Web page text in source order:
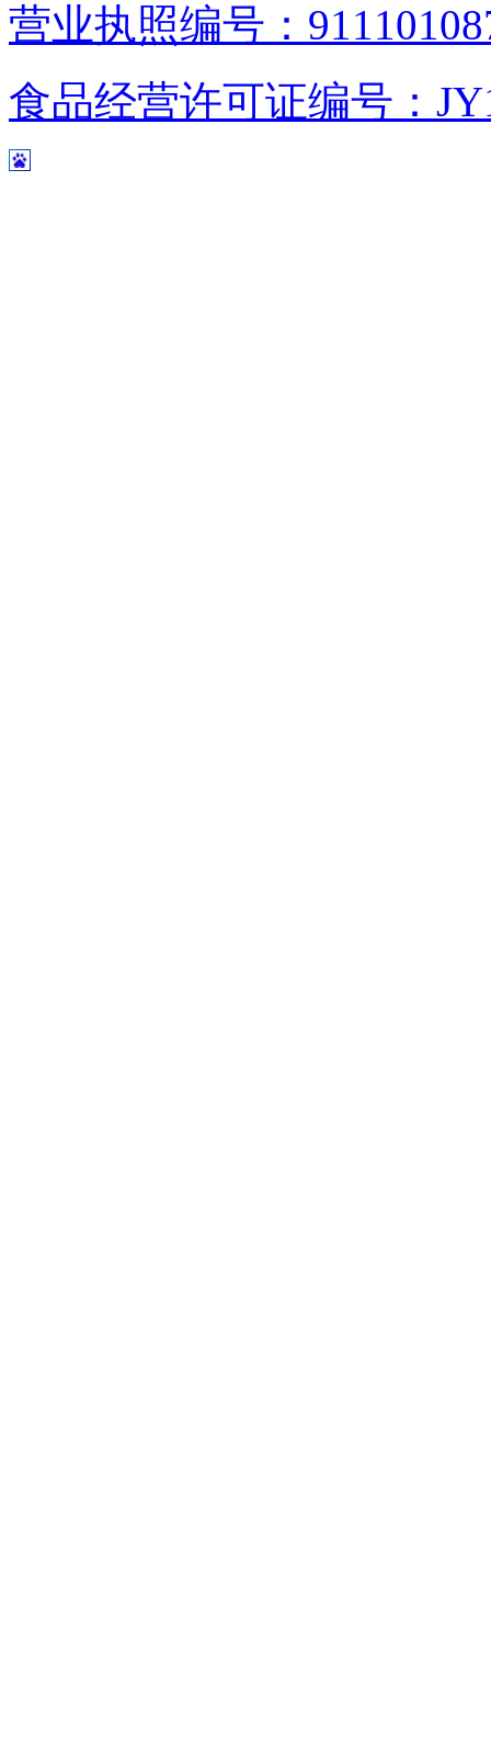
营业执照编号：
食品经营许可证编号：